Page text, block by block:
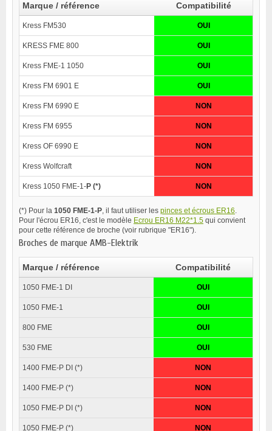
Marque / référence Compatibilité
Kress FM530 OUI
KRESS FME 800 OUI
Kress FME-1 1050 OUI
Kress FM 6901 E OUI
Kress FM 6990 E NON
Kress FM 6955 NON
Kress OF 6990 E NON
Kress Wolfcraft NON
Kress 1050 FME-1-P (*) NON
(*) Pour la 1050 FME-1-P, il faut utiliser les pinces et écrous ER16.
Pour l'écrou ER16, c'est le modèle Ecrou ER16 M22*1.5 qui convient
pour cette référence de broche (voir rubrique "ER16").
Broches de marque AMB-Elektrik
Marque / référence Compatibilité
1050 FME-1 DI OUI
1050 FME-1 OUI
800 FME OUI
530 FME OUI
1400 FME-P DI (*) NON
1400 FME-P (*) NON
1050 FME-P DI (*) NON
1050 FME-P (*) NON